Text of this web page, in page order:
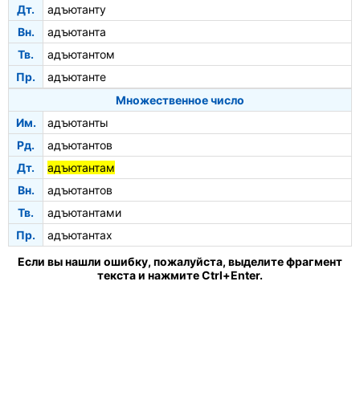
Дт.
адъютанту
Вн.
адъютанта
Тв.
адъютантом
Пр.
адъютанте
Множественное число
Им.
адъютанты
Рд.
адъютантов
Дт.
адъютантам
Вн.
адъютантов
Тв.
адъютантами
Пр.
адъютантах
Если вы нашли ошибку, пожалуйста, выделите фрагмент
текста и нажмите Ctrl+Enter.